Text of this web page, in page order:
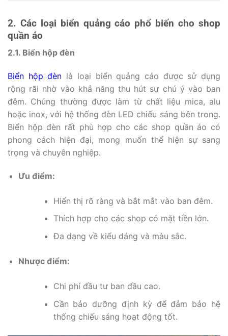
2. Các loại biển quảng cáo phổ biến cho shop
quần áo
2.1. Biển hộp đèn
Biển hộp đèn là loại biển quảng cáo được sử dụng
rộng rãi nhờ vào khả năng thu hút sự chú ý vào ban
đêm. Chúng thường được làm từ chất liệu mica, alu
hoặc inox, với hệ thống đèn LED chiếu sáng bên trong.
Biển hộp đèn rất phù hợp cho các shop quần áo có
phong cách hiện đại, mong muốn thể hiện sự sang
trọng và chuyên nghiệp.
Ưu điểm:
Hiển thị rõ ràng và bắt mắt vào ban đêm.
Thích hợp cho các shop có mặt tiền lớn.
Đa dạng về kiểu dáng và màu sắc.
Nhược điểm:
Chi phí đầu tư ban đầu cao.
Cần bảo dưỡng định kỳ để đảm bảo hệ
thống chiếu sáng hoạt động tốt.